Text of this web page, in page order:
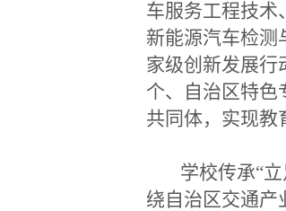
车服务工程技术
新能源汽车检测
家级创新发展行
个、自治区特色
共同体，实现教
学校传承“
绕自治区交通产